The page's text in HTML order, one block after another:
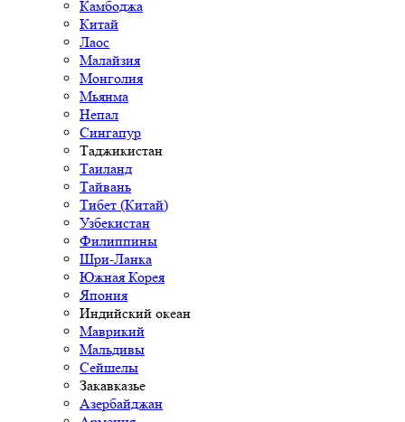
Камбоджа
Китай
Лаос
Малайзия
Монголия
Мьянма
Непал
Сингапур
Таджикистан
Таиланд
Тайвань
Тибет (Китай)
Узбекистан
Филиппины
Шри-Ланка
Южная Корея
Япония
Индийский океан
Маврикий
Мальдивы
Сейшелы
Закавказье
Азербайджан